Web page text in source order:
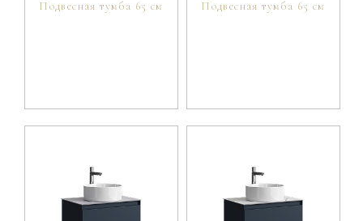
Подвесная тумба 65 см Подвесная тумба 65 см